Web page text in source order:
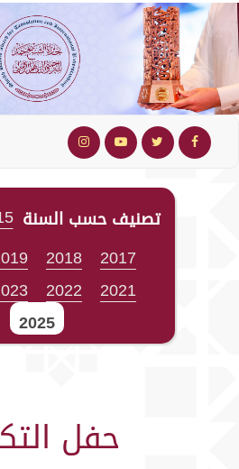
تصنيف حسب السنة
2017
2018
2021
2022
2025
حفل